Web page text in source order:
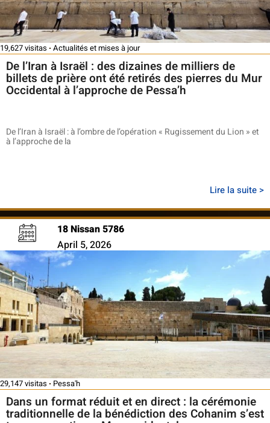
19,627 visitas Actualités et mises à jour
De l’Iran à Israël : des dizaines de milliers de
billets de prière ont été retirés des pierres du Mur
Occidental à l’approche de Pessa’h
De l’Iran à Israël : à l’ombre de l’opération « Rugissement du Lion » et
à l’approche de la
Lire la suite >
18 Nissan 5786
April 5, 2026
29,147 visitas Pessa'h
Dans un format réduit et en direct : la cérémonie
traditionnelle de la bénédiction des Cohanim s’est